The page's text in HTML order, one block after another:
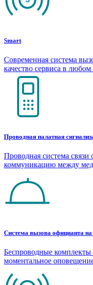
Smart
Современная система
качество сервиса в любом
Проводная палатная
Проводная система связи
коммуникацию между
Система вызова официанта
Беспроводные комплекты
моментальное